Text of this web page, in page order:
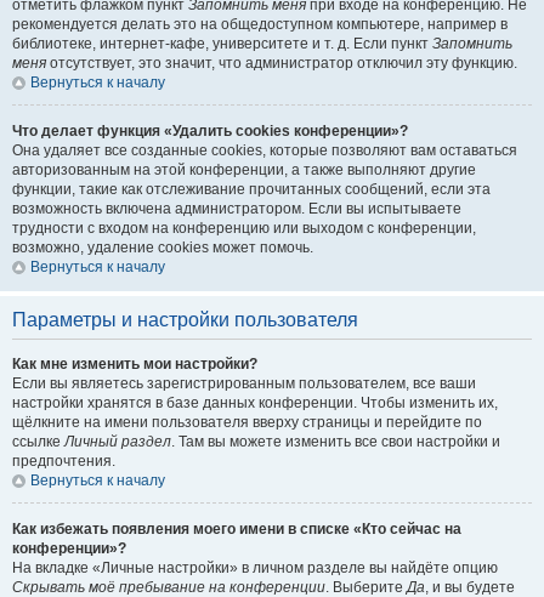
отметить флажком пункт Запомнить меня при входе на конференцию. Не
рекомендуется делать это на общедоступном компьютере, например в
библиотеке, интернет-кафе, университете и т. д. Если пункт Запомнить
меня отсутствует, это значит, что администратор отключил эту функцию.
Вернуться к началу
Что делает функция «Удалить cookies конференции»?
Она удаляет все созданные cookies, которые позволяют вам оставаться
авторизованным на этой конференции, а также выполняют другие
функции, такие как отслеживание прочитанных сообщений, если эта
возможность включена администратором. Если вы испытываете
трудности с входом на конференцию или выходом с конференции,
возможно, удаление cookies может помочь.
Вернуться к началу
Параметры и настройки пользователя
Как мне изменить мои настройки?
Если вы являетесь зарегистрированным пользователем, все ваши
настройки хранятся в базе данных конференции. Чтобы изменить их,
щёлкните на имени пользователя вверху страницы и перейдите по
ссылкеЛичный раздел. Там вы можете изменить все свои настройки и
предпочтения.
Вернуться к началу
Как избежать появления моего имени в списке «Кто сейчас на
конференции»?
На вкладке «Личные настройки» в личном разделе вы найдёте опцию
Скрывать моё пребывание на конференции. ВыберитеДа, и вы будете